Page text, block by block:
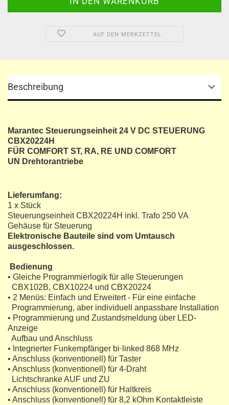
AUF DEN MERKZETTEL
Beschreibung
Marantec Steuerungseinheit 24 V DC STEUERUNG
CBX20224H
FÜR COMFORT ST, RA, RE UND COMFORT
UN Drehtorantriebe
Lieferumfang:
1 x Stück
Steuerungseinheit CBX20224H inkl. Trafo 250 VA
Gehäuse für Steuerung
Elektronische Bauteile sind vom Umtausch
ausgeschlossen.
Bedienung
• Gleiche Programmierlogik für alle Steuerungen
CBX102B, CBX10224 und CBX20224
• 2 Menüs: Einfach und Erweitert - Für eine einfache
Programmierung, aber individuell anpassbare Installation
• Programmierung und Zustandsmeldung über LED-
Anzeige
Aufbau und Anschluss
• Integrierter Funkempfänger bi·linked 868 MHz
• Anschluss (konventionell) für Taster
• Anschluss (konventionell) für 4-Draht
Lichtschranke AUF und ZU
• Anschluss (konventionell) für Haltkreis
• Anschluss (konventionell) für 8,2 kOhm Kontaktleiste